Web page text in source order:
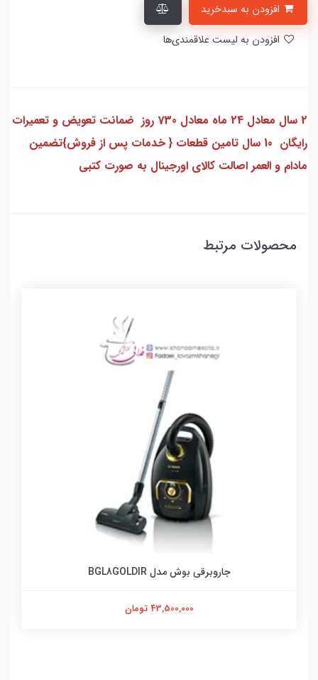
2 سال معادل 24 ماه معادل 730 روز ضمانت تعویض و تعمیرات
رایگان 10 سال تامین قطعات { خدمات پس از فروش}تضمین
مادام و العمر اصالت کالای اورجینال به صورت کتبی
محصولات مرتبط
جاروبرقی بوش مدل BGL8GOLDIR
43,500,000 تومان